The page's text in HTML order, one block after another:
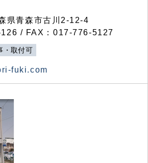
青森市古川2-12-4
/ FAX：017-776-5127
・取付可
fuki.com